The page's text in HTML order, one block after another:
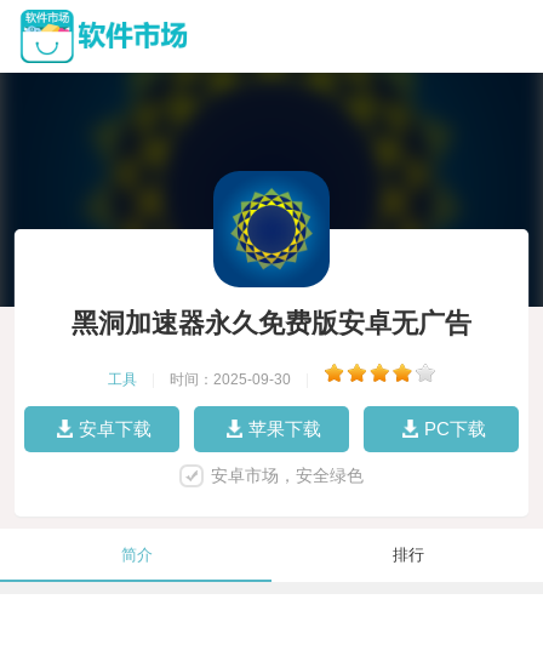
黑洞加速器永久免费版安卓无广告
工具 时间：2025-09-30
安卓下载 苹果下载 PC下载
安卓市场，安全绿色
简介 排行